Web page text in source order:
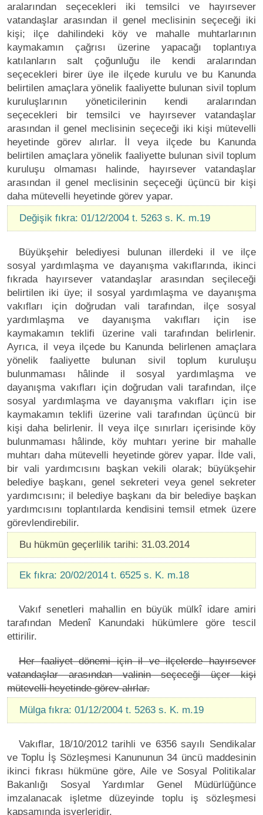
aralarından seçecekleri iki temsilci ve hayırsever
vatandaşlar arasından il genel meclisinin seçeceği iki
kişi; ilçe dahilindeki köy ve mahalle muhtarlarının
kaymakamın çağrısı üzerine yapacağı toplantıya
katılanların salt çoğunluğu ile kendi aralarından
seçecekleri birer üye ile ilçede kurulu ve bu Kanunda
belirtilen amaçlara yönelik faaliyette bulunan sivil toplum
kuruluşlarının yöneticilerinin kendi aralarından
seçecekleri bir temsilci ve hayırsever vatandaşlar
arasından il genel meclisinin seçeceği iki kişi mütevelli
heyetinde görev alırlar. İl veya ilçede bu Kanunda
belirtilen amaçlara yönelik faaliyette bulunan sivil toplum
kuruluşu olmaması halinde, hayırsever vatandaşlar
arasından il genel meclisinin seçeceği üçüncü bir kişi
daha mütevelli heyetinde görev yapar.
Değişik fıkra: 01/12/2004 t. 5263 s. K. m.19
Büyükşehir belediyesi bulunan illerdeki il ve ilçe
sosyal yardımlaşma ve dayanışma vakıflarında, ikinci
fıkrada hayırsever vatandaşlar arasından seçileceği
belirtilen iki üye; il sosyal yardımlaşma ve dayanışma
vakıfları için doğrudan vali tarafından, ilçe sosyal
yardımlaşma ve dayanışma vakıfları için ise
kaymakamın teklifi üzerine vali tarafından belirlenir.
Ayrıca, il veya ilçede bu Kanunda belirlenen amaçlara
yönelik faaliyette bulunan sivil toplum kuruluşu
bulunmaması hâlinde il sosyal yardımlaşma ve
dayanışma vakıfları için doğrudan vali tarafından, ilçe
sosyal yardımlaşma ve dayanışma vakıfları için ise
kaymakamın teklifi üzerine vali tarafından üçüncü bir
kişi daha belirlenir. İl veya ilçe sınırları içerisinde köy
bulunmaması hâlinde, köy muhtarı yerine bir mahalle
muhtarı daha mütevelli heyetinde görev yapar. İlde vali,
bir vali yardımcısını başkan vekili olarak; büyükşehir
belediye başkanı, genel sekreteri veya genel sekreter
yardımcısını; il belediye başkanı da bir belediye başkan
yardımcısını toplantılarda kendisini temsil etmek üzere
görevlendirebilir.
Bu hükmün geçerlilik tarihi: 31.03.2014
Ek fıkra: 20/02/2014 t. 6525 s. K. m.18
Vakıf senetleri mahallin en büyük mülkî idare amiri
tarafından Medenî Kanundaki hükümlere göre tescil
ettirilir.
Her faaliyet dönemi için il ve ilçelerde hayırsever
vatandaşlar arasından valinin seçeceği üçer kişi
mütevelli heyetinde görev alırlar.
Mülga fıkra: 01/12/2004 t. 5263 s. K. m.19
Vakıflar, 18/10/2012 tarihli ve 6356 sayılı Sendikalar
ve Toplu İş Sözleşmesi Kanununun 34 üncü maddesinin
ikinci fıkrası hükmüne göre, Aile ve Sosyal Politikalar
Bakanlığı Sosyal Yardımlar Genel Müdürlüğünce
imzalanacak işletme düzeyinde toplu iş sözleşmesi
kapsamında işyerleridir.